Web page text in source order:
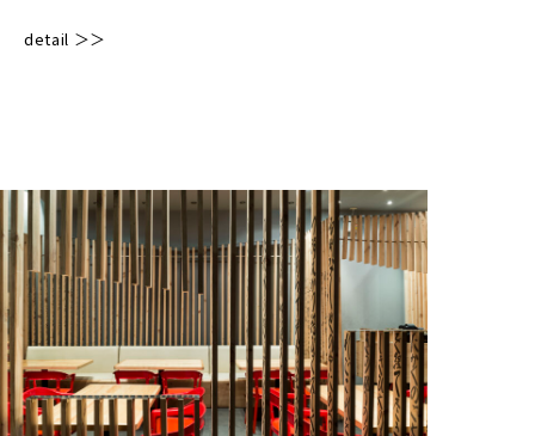
detail ＞＞